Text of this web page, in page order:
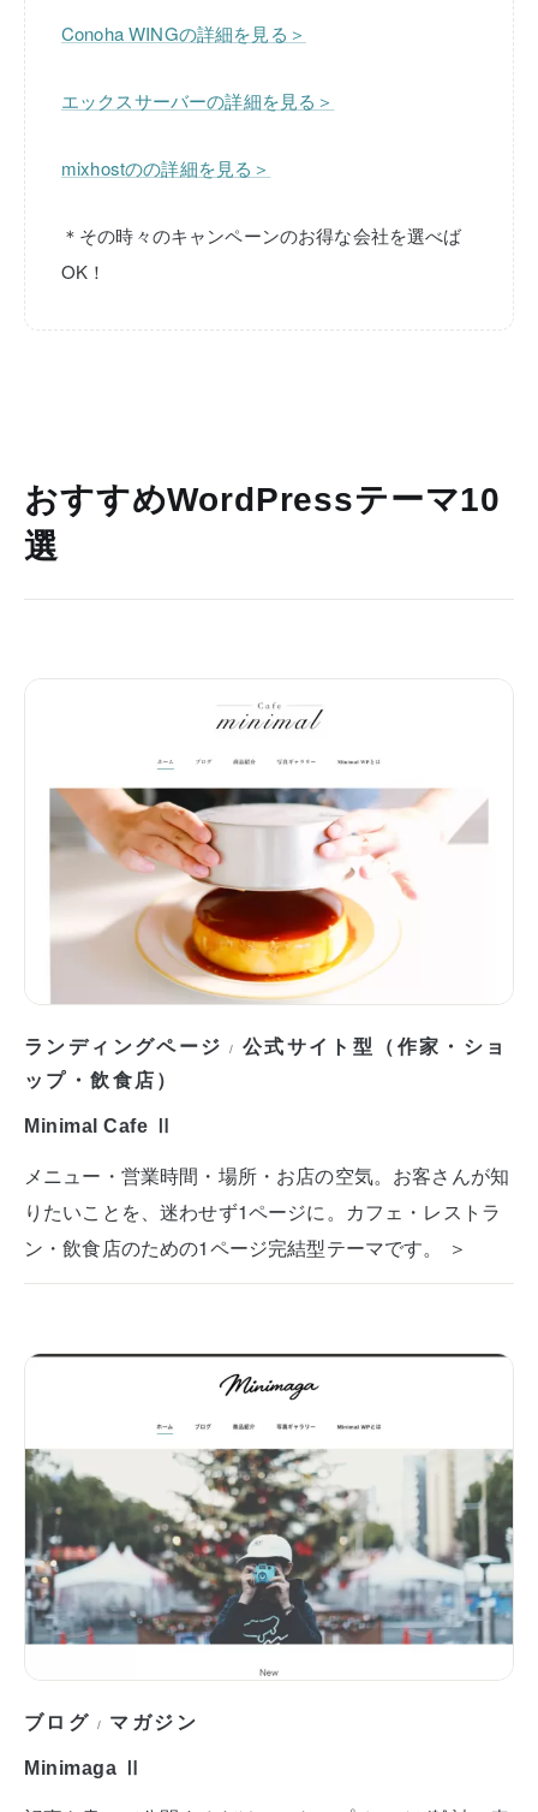
Conoha WINGの詳細を見る＞
エックスサーバーの詳細を見る＞
mixhostのの詳細を見る＞
＊その時々のキャンペーンのお得な会社を選べば
OK！
おすすめWordPressテーマ10
選
ランディングページ / 公式サイト型（作家・ショ
ップ・飲食店）
Minimal Cafe Ⅱ
メニュー・営業時間・場所・お店の空気。お客さんが知
りたいことを、迷わせず1ページに。カフェ・レストラ
ン・飲食店のための1ページ完結型テーマです。 ＞
ブログ / マガジン
Minimaga Ⅱ